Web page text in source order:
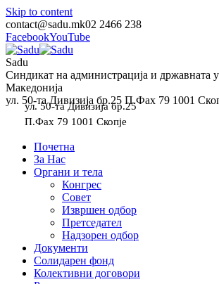
Skip to content
contact@sadu.mk02 2466 238
FacebookYouTube
Sadu
Синдикат на администрација и државната
Македонија
ул. 50-та Дивизија бр.25 П.Фах 79 1001
ул. 50-та Дивизија бр.25
П.Фах 79 1001 Скопје
Почетна
За Нас
Органи и тела
Конгрес
Совет
Извршен одбор
Претседател
Надзорен одбор
Документи
Солидарен фонд
Колективни договори